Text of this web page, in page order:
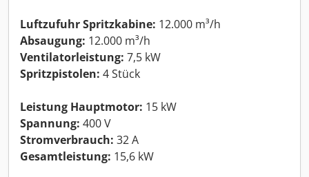
Luftzufuhr Spritzkabine: 12.000 m³/h
Absaugung: 12.000 m³/h
Ventilatorleistung: 7,5 kW
Spritzpistolen: 4 Stück
Leistung Hauptmotor: 15 kW
Spannung: 400 V
Stromverbrauch: 32 A
Gesamtleistung: 15,6 kW